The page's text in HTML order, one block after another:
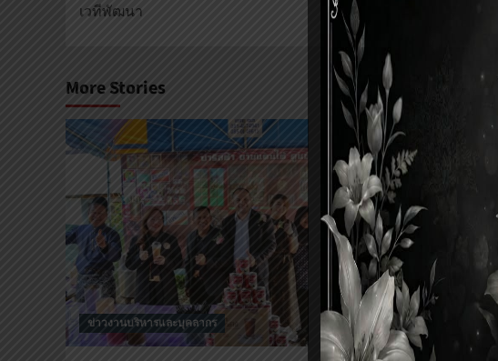
เวทีพัฒนา
More Stories
ข่าวงานบริหารและบุคลากร ข่าวงานบริหารและบุคลากร